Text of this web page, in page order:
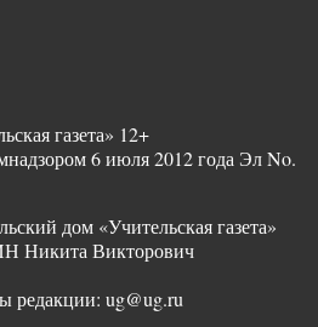
газета» 12+
6 июля 2012 года Эл No.
дом «Учительская газета»
Никита Викторович
редакции: ug@ug.ru